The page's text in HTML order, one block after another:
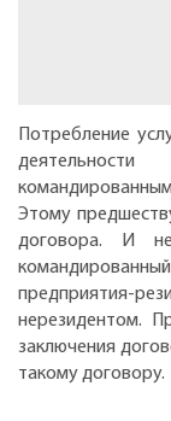
Потребление
Этому
договора. И
нерезидентом.
заключения
такому договору.